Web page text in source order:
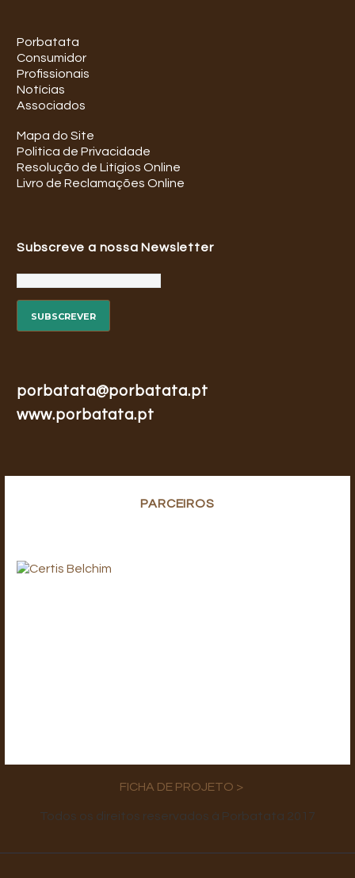
Porbatata
Consumidor
Profissionais
Notícias
Associados
Mapa do Site
Politica de Privacidade
Resolução de Litígios Online
Livro de Reclamações Online
Subscreve a nossa Newsletter
porbatata@porbatata.pt
www.porbatata.pt
PARCEIROS
FICHA DE PROJETO >
Todos os direitos reservados à Porbatata 2017